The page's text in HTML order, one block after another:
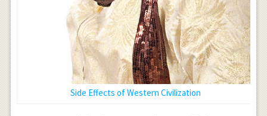
Side Effects of Western Civilization